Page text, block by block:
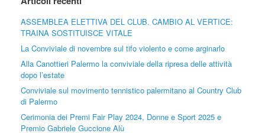
ASSEMBLEA ELETTIVA DEL CLUB. CAMBIO AL VERTICE:
TRAINA SOSTITUISCE VITALE
La Conviviale di novembre sul tifo violento e come arginarlo
Alla Canottieri Palermo la conviviale della ripresa delle attività
dopo l’estate
Conviviale sul movimento tennistico palermitano al Country Club
di Palermo
Cerimonia dei Premi Fair Play 2024, Donne e Sport 2025 e
Premio Gabriele Guccione Alù